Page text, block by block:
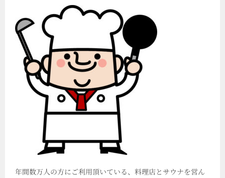
年間数万人の方にご利用頂いている、料理店とサウナを営ん